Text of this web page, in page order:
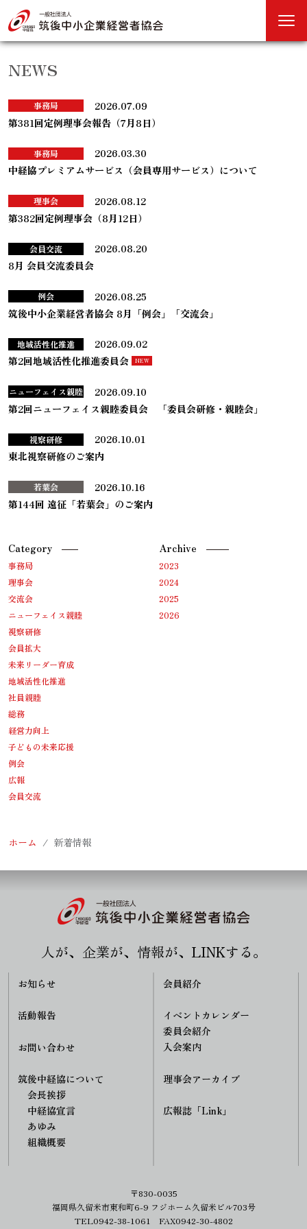
NEWS
事務局
2026.07.09
第381回定例理事会報告（7月8日）
事務局
2026.03.30
中経協プレミアムサービス（会員専用サービス）について
理事会
2026.08.12
第382回定例理事会（8月12日）
会員交流
2026.08.20
8月 会員交流委員会
例会
2026.08.25
筑後中小企業経営者協会 8月「例会」「交流会」
地域活性化推進
2026.09.02
第2回地域活性化推進委員会
ニューフェイス親睦
2026.09.10
第2回ニューフェイス親睦委員会 「委員会研修・親睦会」
視察研修
2026.10.01
東北視察研修のご案内
若葉会
2026.10.16
第144回 遠征「若葉会」のご案内
Category
事務局
理事会
交流会
ニューフェイス親睦
視察研修
会員拡大
未来リーダー育成
地域活性化推進
社員親睦
総務
経営力向上
子どもの未来応援
例会
広報
会員交流
Archive
2023
2024
2025
2026
ホーム 新着情報
人が、企業が、情報が、LINKする。
お知らせ
活動報告
お問い合わせ
筑後中経協について
会長挨拶
中経協宣言
あゆみ
組織概要
会員紹介
イベントカレンダー
委員会紹介
入会案内
理事会アーカイブ
広報誌「Link」
〒830-0035
福岡県久留米市東和町6-9 フジホーム久留米ビル703号
TEL0942-38-1061 FAX0942-30-4802